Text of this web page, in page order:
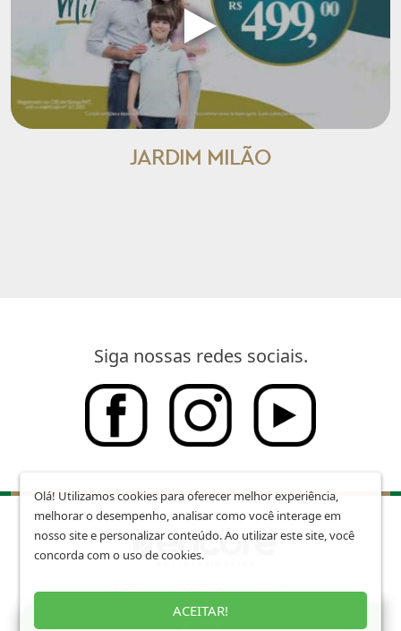
JARDIM MILÃO
Siga nossas redes sociais.
© Copyright - 2026 | Encore Imóveis
Todos os direitos reservados
Olá! Utilizamos cookies para oferecer melhor experiência,
melhorar o desempenho, analisar como você interage em
nosso site e personalizar conteúdo. Ao utilizar este site, você
concorda com o uso de cookies.
ACEITAR!